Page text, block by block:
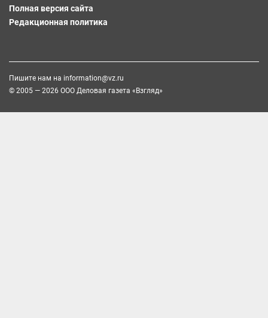
Полная версия сайта
Редакционная политика
Пишите нам на information@vz.ru
© 2005 — 2026 ООО Деловая газета «Взгляд»